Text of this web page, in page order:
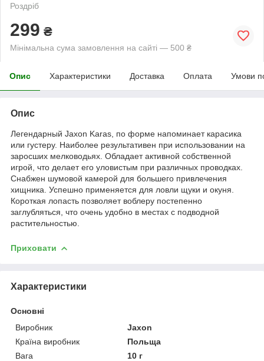
Роздріб
299 ₴
Мінімальна сума замовлення на сайті — 500 ₴
Опис Характеристики Доставка Оплата Умови
Опис
Легендарный Jaxon Karas, по форме напоминает карасика
или густеру. Наиболее результативен при использовании на
заросших мелководьях. Обладает активной собственной
игрой, что делает его уловистым при различных проводках.
Снабжен шумовой камерой для большего привлечения
хищника. Успешно применяется для ловли щуки и окуня.
Короткая лопасть позволяет воблеру постепенно
заглубляться, что очень удобно в местах с подводной
растительностью.
Приховати
Характеристики
Основні
Виробник
Jaxon
Країна виробник
Польща
Вага
10 г